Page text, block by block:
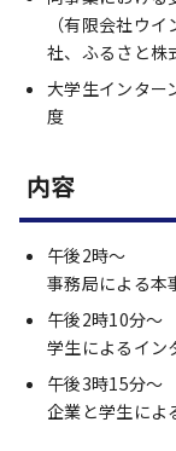
（有限会社ウ
社、ふるさと株
大学生インタ
度
内容
午後2時～
事務局による本
午後2時10分～
学生によるイン
午後3時15分～
企業と学生によ